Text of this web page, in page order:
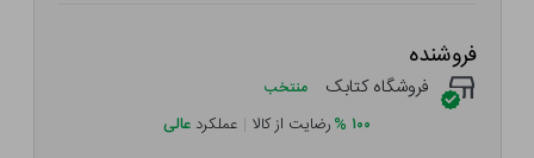
فروشنده
فروشگاه کتابک منتخب
۱۰۰ %رضایت از کالا | عملکرد عالی